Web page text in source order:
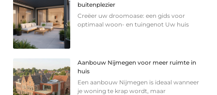
buitenplezier
Creëer uw droomoase: een gids voor
optimaal woon- en tuingenot Uw huis
Aanbouw Nijmegen voor meer ruimte in
huis
Een aanbouw Nijmegen is ideaal wanneer
je woning te krap wordt, maar